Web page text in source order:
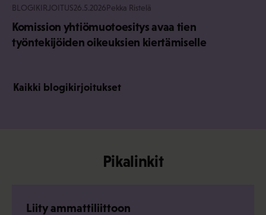
BLOGIKIRJOITUS26.5.2026Pekka Ristelä
Komission yhtiömuotoesitys avaa tien
työntekijöiden oikeuksien kiertämiselle
Kaikki blogikirjoitukset
Pikalinkit
Liity ammattiliittoon